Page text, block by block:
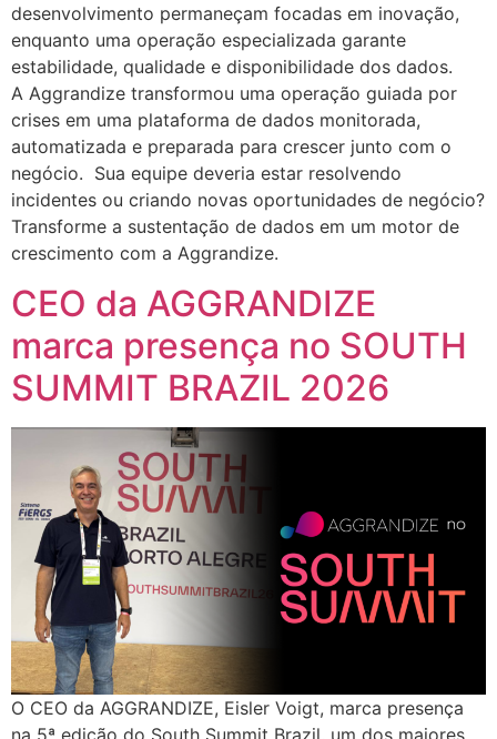
desenvolvimento permaneçam focadas em inovação,
enquanto uma operação especializada garante
estabilidade, qualidade e disponibilidade dos dados.
A Aggrandize transformou uma operação guiada por
crises em uma plataforma de dados monitorada,
automatizada e preparada para crescer junto com o
negócio. Sua equipe deveria estar resolvendo
incidentes ou criando novas oportunidades de negócio?
Transforme a sustentação de dados em um motor de
crescimento com a Aggrandize.
CEO da AGGRANDIZE
marca presença no SOUTH
SUMMIT BRAZIL 2026
O CEO da AGGRANDIZE, Eisler Voigt, marca presença
na 5ª edição do South Summit Brazil, um dos maiores